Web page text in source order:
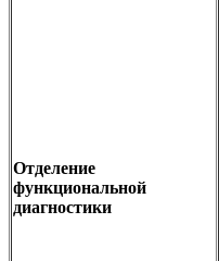
Отделение
функциональной
диагностики